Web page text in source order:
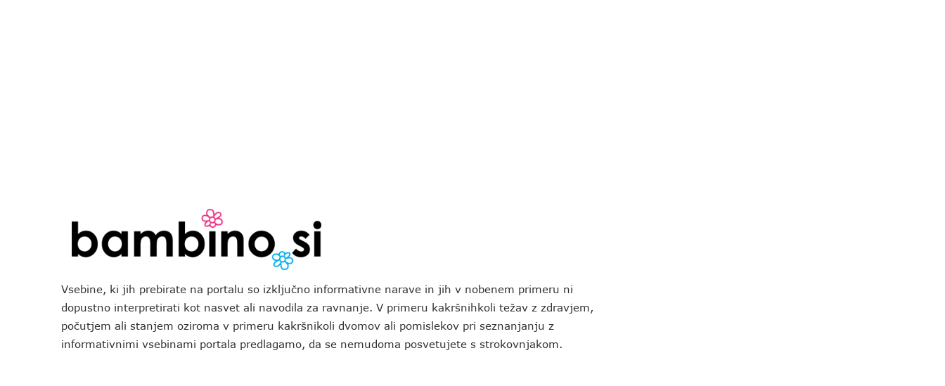
Vsebine, ki jih prebirate na portalu so izključno informativne narave in jih v nobenem primeru ni
dopustno interpretirati kot nasvet ali navodila za ravnanje. V primeru kakršnihkoli težav z zdravjem,
počutjem ali stanjem oziroma v primeru kakršnikoli dvomov ali pomislekov pri seznanjanju z
informativnimi vsebinami portala predlagamo, da se nemudoma posvetujete s strokovnjakom.